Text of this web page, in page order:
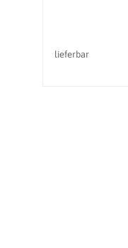
lieferbar